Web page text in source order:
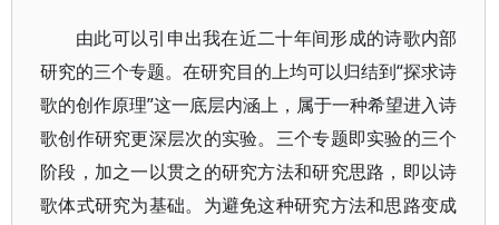
由此可以引申出我在近二十年间形成的诗歌内部
研究的三个专题。在研究目的上均可以归结到“探求诗
歌的创作原理”这一底层内涵上，属于一种希望进入诗
歌创作研究更深层次的实验。三个专题即实验的三个
阶段，加之一以贯之的研究方法和研究思路，即以诗
歌体式研究为基础。为避免这种研究方法和思路变成